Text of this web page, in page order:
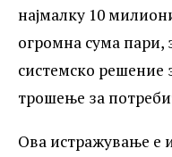
најмалку 10
огромна сума пари,
системско решение
трошење за
Ова истражување е